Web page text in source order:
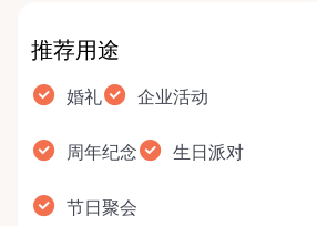
推荐用途
婚礼 企业活动
周年纪念 生日派对
节日聚会